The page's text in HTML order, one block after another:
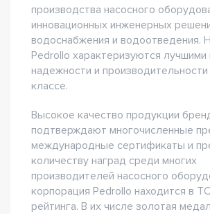
производства насосного
инновационных инженерных
водоснабжения и водоотведения.
Pedrollo характеризуются лучшими
надежности и
классе.
Высокое качество продукции
подтверждают многочисленные
международные сертификаты и
количеству наград среди многих
производителей насосного
корпорация Pedrollo находится в
рейтинга. В их числе золотая